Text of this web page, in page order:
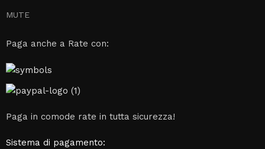
MUTE
Paga anche a Rate con:
Paga in comode rate in tutta sicurezza!
Sistema di pagamento: